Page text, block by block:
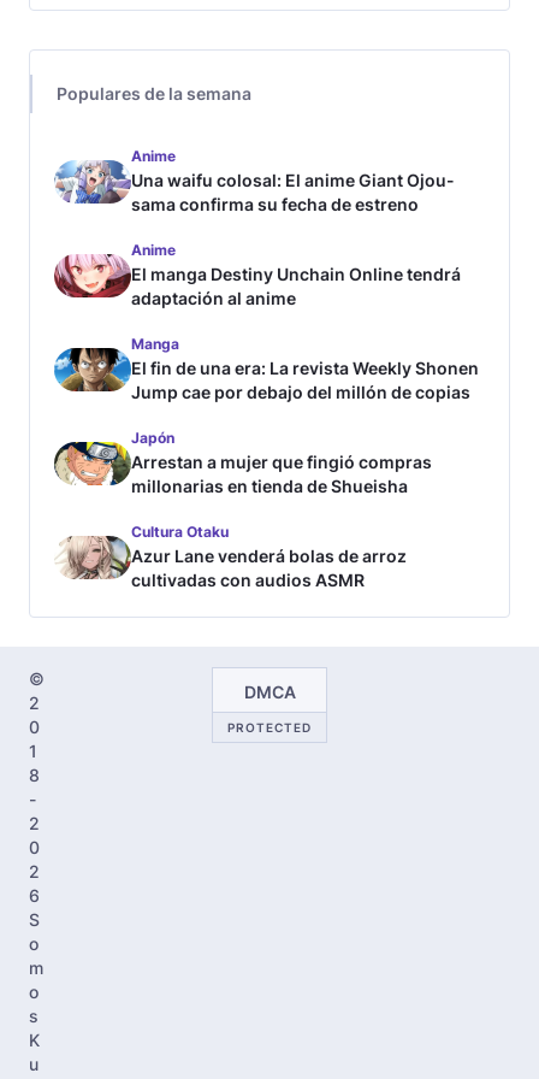
Populares de la semana
Anime
Una waifu colosal: El anime Giant Ojou-
sama confirma su fecha de estreno
Anime
El manga Destiny Unchain Online tendrá
adaptación al anime
Manga
El fin de una era: La revista Weekly Shonen
Jump cae por debajo del millón de copias
Japón
Arrestan a mujer que fingió compras
millonarias en tienda de Shueisha
Cultura Otaku
Azur Lane venderá bolas de arroz
cultivadas con audios ASMR
©
2
0
1
8
-
2
0
2
6
S
o
m
o
s
K
u
DMCA
PROTECTED